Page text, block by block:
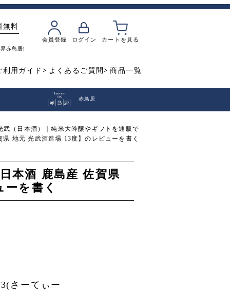
会員登録 ログイン カートを見る
無料
赤鳥居飲み比べ
利用ガイド よくあるご質問 商品一覧
赤鳥居
武（日本酒）｜純米大吟醸やギフトを通販で
地元 光武酒造場 13度】のレビューを書く
本酒 鹿島産 佐賀県
を書く
さーてぃー